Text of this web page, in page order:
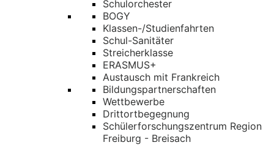
Schulorchester
BOGY
Klassen-/Studienfahrten
Schul-Sanitäter
Streicherklasse
ERASMUS+
Austausch mit Frankreich
Bildungspartnerschaften
Wettbewerbe
Drittortbegegnung
Schülerforschungszentrum Region
Freiburg - Breisach